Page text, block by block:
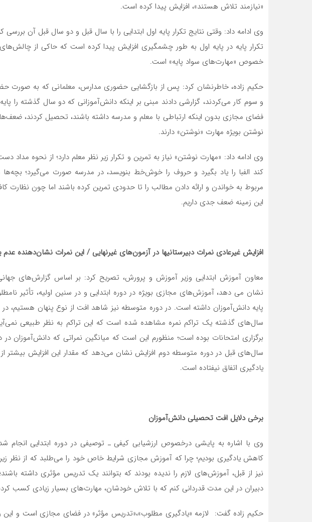
«نیازمند تلاش هستند»، افزایش پیدا کرده است.
وی ادامه داد: وقتی نتایج تکرار پایه اول ابتدایی را با سال قبل و دو سال قبل آن
تکرار پایه در پایه اول به طور چشمگیری افزایش پیدا کرده است که حاکی از
خصوص «مهارت‌های سواد پایه» است.
حکیم زاده، خاطرنشان کرد: پس از بازگشایی حضوری مدارس، معلمانی که به صورت
و سوم کار می‌کردند، گزارشی دادند مبنی بر اینکه دانش‌آموزانی که دو سال گذشته را
فضای مجازی بدون اینکه ارتباطی با معلم و مدرسه داشته باشند، تحصیل کردند،
نوشتن بویژه مهارت «نوشتن» دارند.
وی ادامه داد: «مهارت نوشتن» نیاز به تمرین و تکرار زیر نظر معلم دارد؛ از نحوه مداد
کند الفبا را یاد بگیرد و حروف را خوش‌خط بنویسد، در مدرسه صورت می‌گیرد؛
مربوط به خواندن و ارائه دادن مطالب را تا حدودی تمرین کرده باشند اما چون نظارت
این زمینه ضعف جدی داریم.
افزایش غیرعادی نمرات دبیرستانیها در آزمون‌های غیرنهایی / این نمرات نشان‌دهنده
معاون آموزش ابتدایی وزیر آموزش و پرورش، تصریح کرد: بر اساس گزارش‌های
نشان می دهد، آموزش‌های مجازی بویژه در دوره ابتدایی و در سنین اولیه، تأثیر
پایه دانش‌آموزان داشته است. در دوره متوسطه نیز شاهد افت از نوع پنهان هستیم،
سال‌های گذشته یک تراکم نمره مشاهده شده است که این تراکم به نظر طبیعی
برگزاری امتحانات بوده است؛ منظورم این است که میانگین نمراتی که
سال‌های قبل در دوره متوسطه دوم افزایش نشان می‌دهد که مقدار این افزایش بیشتر
یادگیری اتفاق نیفتاده است.
برخی دلایل افت تحصیلی دانش‌آموزان
وی با اشاره به پایشی درخصوص ارزشیابی کیفی ـ توصیفی در دوره ابتدایی انجام
کاهش یادگیری بودیم؛ چرا که آموزش مجازی شرایط خاص خود را می‌طلبد که از نظر
نیز از قبل، آموزش‌های لازم را ندیده بودند که بتوانند یک تدریس مؤثری داشته
دبیران در این مدت قدردانی کنم که با تلاش خودشان، مهارت‌های بسیار زیادی کسب
حکیم زاده گفت: لازمه «یادگیری مطلوب»،«تدریس مؤثر» در فضای مجازی است و